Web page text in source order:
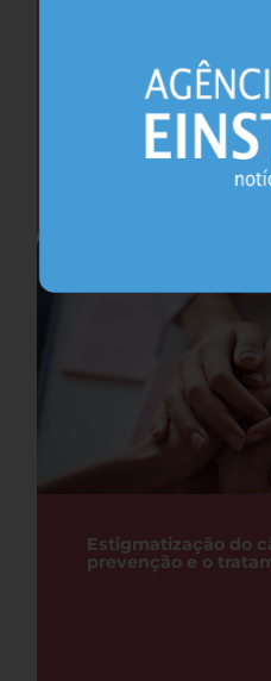
ejaculação com
Estigmatização do
prevenção e o